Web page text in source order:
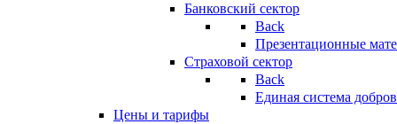
Банковский сектор
Back
Презентационные
Страховой сектор
Back
Единая система
Цены и тарифы